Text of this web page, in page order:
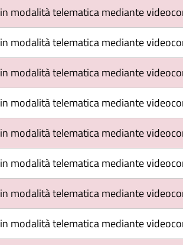
in modalità telematica mediante
in modalità telematica mediante
in modalità telematica mediante
in modalità telematica mediante
in modalità telematica mediante
in modalità telematica mediante
in modalità telematica mediante
in modalità telematica mediante